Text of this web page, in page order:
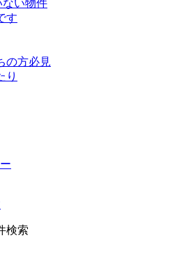
ない物件
す
の方必見
り
検索